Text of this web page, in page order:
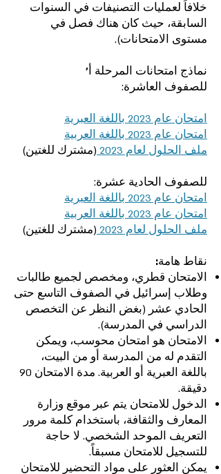
خلافاً لعمليات التصنيفات في السنوات
السابقة، حيث كان هناك فصل في
مستوى الامتحانات).‎
نماذج امتحانات المرحلة أ'‎
للصفوف العاشرة:‎
امتحان عام 2023 باللغة العبرية
امتحان عام 2023 باللغة العربية
ملف الحلول لعام 2023
(مشترك للغتين)‎
للصفوف الحادية عشرة:‎
امتحان عام 2023 باللغة العبرية
امتحان عام 2023 باللغة العربية
ملف الحلول لعام 2023
(مشترك للغتين)‎
نقاط هامة:‎
الامتحان قطري، ومخصص لجميع طالبات
وطلاب إسرائيل في الصفوف التاسع حتى
الحادي عشر (بغض النظر عن التخصص
الدراسي في المدرسة).‎
الامتحان هو امتحان محوسب، ويمكن
التقدم له من المدرسة أو من البيت،
باللغة العبرية أو العربية. مدة الامتحان 90
دقيقة.‎
الدخول للامتحان يتم عبر موقع وزارة
المعارف والثقافة، باستخدام كلمة مرور
التعريف الموحد الشخصي. لا حاجة
للتسجيل للامتحان مسبقاً.‎
يمكن العثور على مواد التحضير للامتحان